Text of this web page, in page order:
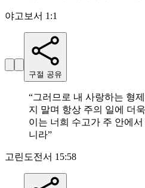
야고보서 1:1
구절 공유
“그러므로 내 사랑하는 형
지 말며 항상 주의 일에 더
이는 너희 수고가 주 안에서
니라”
고린도전서 15:58